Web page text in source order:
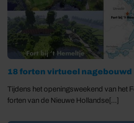
18 forten virtueel nagebouwd
Tijdens het openingsweekend van het
forten van de Nieuwe Hollandse[...]